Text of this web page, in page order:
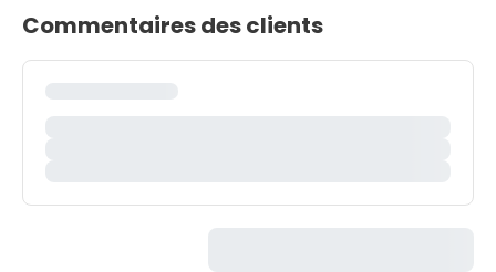
Commentaires des clients